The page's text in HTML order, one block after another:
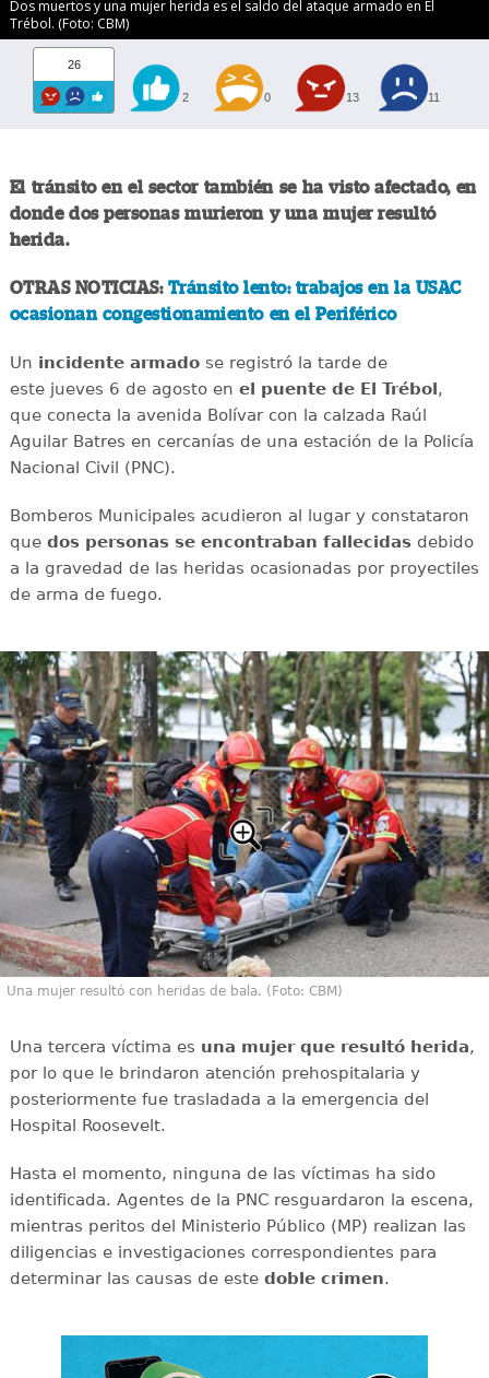
Dos muertos y una mujer herida es el saldo del ataque armado en El
Trébol. (Foto: CBM)
26
2 0 13 11
El tránsito en el sector también se ha visto afectado, en
donde dos personas murieron y una mujer resultó
herida.
OTRAS NOTICIAS: Tránsito lento: trabajos en la USAC
ocasionan congestionamiento en el Periférico
Un incidente armadose registró la tarde de
este jueves 6 de agosto en el puente de El Trébol,
que conecta la avenida Bolívar con la calzada Raúl
Aguilar Batres en cercanías de una estación de la Policía
Nacional Civil (PNC).
Bomberos Municipales acudieron al lugar y constataron
que dos personas se encontraban fallecidasdebido
a la gravedad de las heridas ocasionadas por proyectiles
de arma de fuego.
Una mujer resultó con heridas de bala. (Foto: CBM)
Una tercera víctima es una mujer que resultó herida,
por lo que le brindaron atención prehospitalaria y
posteriormente fue trasladada a la emergencia del
Hospital Roosevelt.
Hasta el momento, ninguna de las víctimas ha sido
identificada. Agentes de la PNC resguardaron la escena,
mientras peritos del Ministerio Público (MP) realizan las
diligencias e investigaciones correspondientes para
determinar las causas de este doble crimen.